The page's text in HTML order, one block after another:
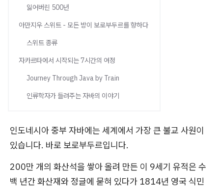
잃어버린 500년
아만지우 스위트 - 모든 방이 보로부두르를 향하다
스위트 종류
자카르타에서 시작되는 7시간의 여정
Journey Through Java by Train
인류학자가 들려주는 자바의 이야기
인도네시아 중부 자바에는 세계에서 가장 큰 불교 사원이
있습니다. 바로 보로부두르입니다.
200만 개의 화산석을 쌓아 올려 만든 이 9세기 유적은 수
백 년간 화산재와 정글에 묻혀 있다가 1814년 영국 식민